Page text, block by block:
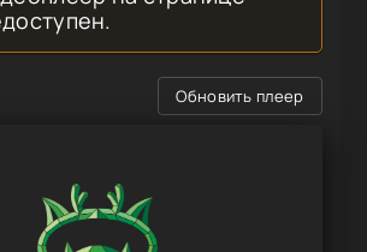
Обновить плеер